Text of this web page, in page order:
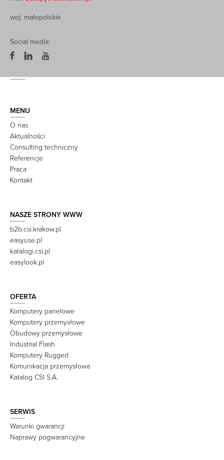
woj. małopolskie
Social media:
MENU
O nas
Aktualności
Consulting techniczny
Referencje
Praca
Kontakt
NASZE STRONY WWW
b2b.csi.krakow.pl
easyuse.pl
katalogi.csi.pl
easylook.pl
OFERTA
Komputery panelowe
Komputery przemysłowe
Obudowy przemysłowe
Industrial Flash
Komputery Rugged
Komunikacja przemysłowa
Katalog CSI S.A.
SERWIS
Warunki gwarancji
Naprawy pogwarancyjne